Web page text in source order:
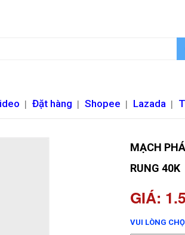
| Đặt hàng | Shopee | Lazada |
MẠCH
RUNG 40K
GIÁ:
VUI LÒNG